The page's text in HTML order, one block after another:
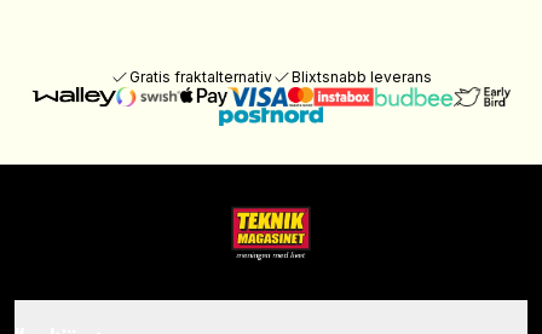
Gratis fraktalternativ Blixtsnabb leverans